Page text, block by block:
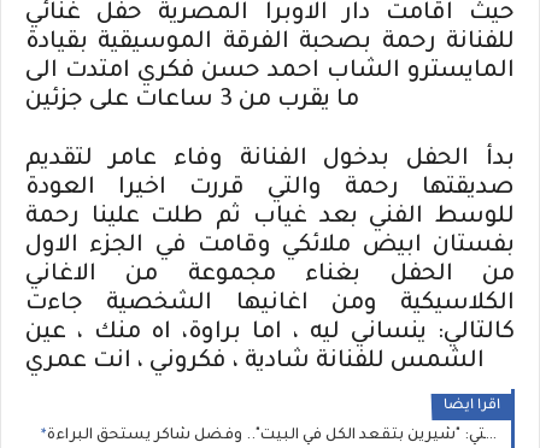
حيث اقامت دار الاوبرا المصرية حفل غنائي
للفنانة رحمة بصحبة الفرقة الموسيقية بقيادة
المايسترو الشاب احمد حسن فكري امتدت الى
ما يقرب من 3 ساعات على جزئين
بدأ الحفل بدخول الفنانة وفاء عامر لتقديم
صديقتها رحمة والتي قررت اخيرا العودة
للوسط الفني بعد غياب ثم طلت علينا رحمة
بفستان ابيض ملائكي وقامت في الجزء الاول
من الحفل بغناء مجموعة من الاغاني
الكلاسيكية ومن اغانيها الشخصية جاءت
كالتالي: ينساني ليه ، اما براوة، اه منك ، عين
اقرا ايضا
بعد غياب طويل.. دارين حدشيتي: "شيرين بتقعد الكل في البيت".. وفضل شاكر يستحق البراءة